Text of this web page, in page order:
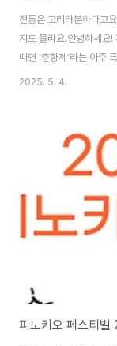
전통은 고리타분하다고
지도 몰라요.안녕하세요
때면 '춘향제'라는 아주
거니 했는데, 알고 보니
하니, 이쯤에서 한 번 정
처음 들어보신 분들에
정과 핵심 프로그램, 관
2025. 5. 4.
피노키오 페스티벌